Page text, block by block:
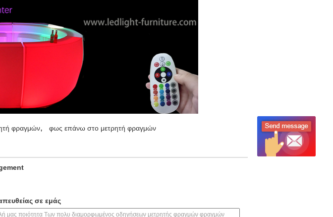
φραγμών, φως επάνω στο μετρητή φραγμών
σε εμάς